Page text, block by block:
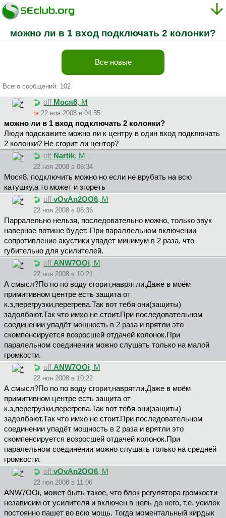
можно ли в 1 вход подключать 2 колонки?
Все новые
Всего сообщений: 102
off Mocя8, М
ts 22 ноя 2008 в 04:55
можно ли в 1 вход подключать 2 колонки?
Люди подскажите можно ли к центру в один вход подключать
2 колонки? Не сгорит ли центор?
off Nartik, М
22 ноя 2008 в 08:34
Mocя8, подключить можно но если не врубать на всю
катушку,а то может и згореть
off vOvAn2OO6, М
22 ноя 2008 в 08:36
Парралельно нельзя, последовательно можно, только звук
наверное потише будет. При параллельном включении
сопротивление акустики упадет минимум в 2 раза, что
губительно для усилителей.
off ANW7OOi, М
22 ноя 2008 в 10:21
А смысл?По по по воду сгорит,наврятли.Даже в моём
примитивном центре есть защита от
к.з,перегрузки,перегрева.Так вот тебя они(защиты)
задолбают.Так что имхо не стоит.При последовательном
соединении упадёт мощность в 2 раза и врятли это
скомпенсируется возросшей отдачей колонок.При
паралельном соединении можно слушать только на малой
громкости.
off ANW7OOi, М
22 ноя 2008 в 10:22
А смысл?По по по воду сгорит,наврятли.Даже в моём
примитивном центре есть защита от
к.з,перегрузки,перегрева.Так вот тебя они(защиты)
задолбают.Так что имхо не стоит.При последовательном
соединении упадёт мощность в 2 раза и врятли это
скомпенсируется возросшей отдачей колонок.При
паралельном соединении можно слушать только на средней
громкости.
off vOvAn2OO6, М
22 ноя 2008 в 11:06
ANW7OOi, может быть такое, что блок регулятора громкости
независим от усилителя и включен в цепь до него, т.е. усилок
постоянно пашет во всю мощь. Тогда моментальный кирдык